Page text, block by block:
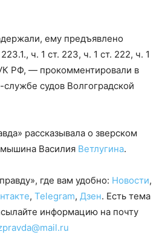
ему предъявлено
ч. 1 ст. 223, ч. 1 ст. 222, ч. 1
УК РФ, — прокомментировали в
судов Волгоградской
рассказывала о зверском
Василия Ветлугина.
где вам удобно: Новости,
, Telegram, Дзен. Есть тема
информацию на почту